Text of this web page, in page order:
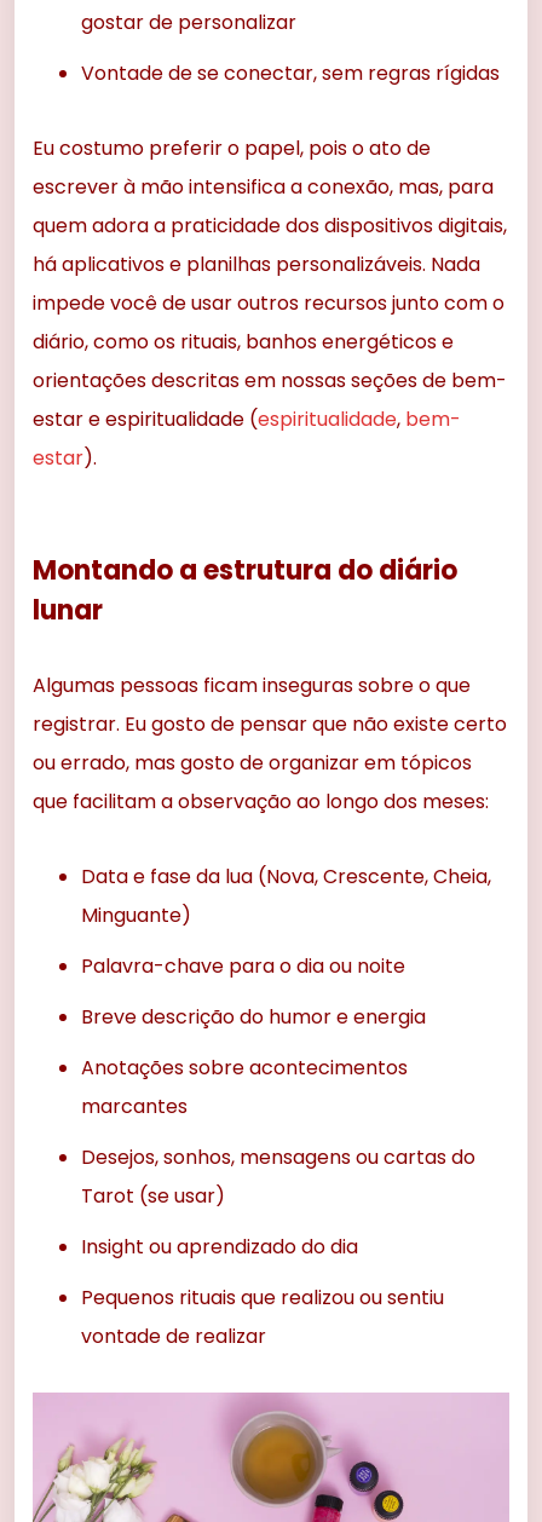
gostar de personalizar
Vontade de se conectar, sem regras rígidas
Eu costumo preferir o papel, pois o ato de
escrever à mão intensifica a conexão, mas, para
quem adora a praticidade dos dispositivos digitais,
há aplicativos e planilhas personalizáveis. Nada
impede você de usar outros recursos junto com o
diário, como os rituais, banhos energéticos e
orientações descritas em nossas seções de bem-
estar e espiritualidade (espiritualidade, bem-
estar).
Montando a estrutura do diário
lunar
Algumas pessoas ficam inseguras sobre o que
registrar. Eu gosto de pensar que não existe certo
ou errado, mas gosto de organizar em tópicos
que facilitam a observação ao longo dos meses:
Data e fase da lua (Nova, Crescente, Cheia,
Minguante)
Palavra-chave para o dia ou noite
Breve descrição do humor e energia
Anotações sobre acontecimentos
marcantes
Desejos, sonhos, mensagens ou cartas do
Tarot (se usar)
Insight ou aprendizado do dia
Pequenos rituais que realizou ou sentiu
vontade de realizar